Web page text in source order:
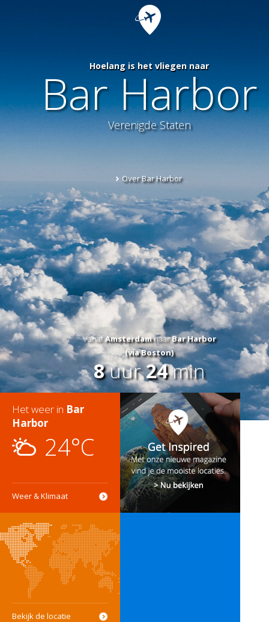
Hoelang is het vliegen naar
Bar Harbor
Verenigde Staten
Over Bar Harbor
VanafAmsterdamnaarBar Harbor
(via Boston)
8uur24min
Het weer in Bar
Harbor
24°C
Weer & Klimaat
Bekijk de locatie